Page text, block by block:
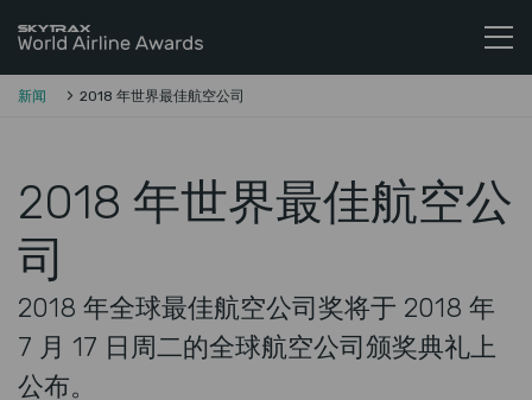
Skytrax全球航空公司奖
跳至内容
新闻 2018 年世界最佳航空公司
2018 年世界最佳航空公
司
2018 年全球最佳航空公司奖将于 2018 年
7 月 17 日周二的全球航空公司颁奖典礼上
公布。